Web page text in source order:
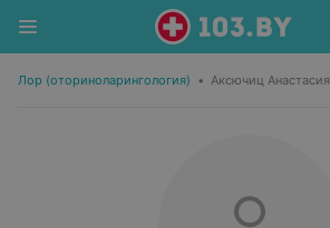
Лор (оториноларингология) • Аксючиц